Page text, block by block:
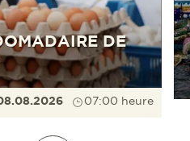
DE
07:00 heure